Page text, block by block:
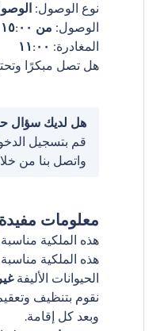
نوع الوصول:
الوصول: من ١٥:٠٠
المغادرة: ١١:٠٠
هل تصل مبكرًا
هل لديك سؤال
قم بتسجيل
واتصل بنا من
معلومات مفيدة
هذه الملكية مناسبة
هذه الملكية مناسبة
الحيوانات الأليفة
نقوم بتنظيف
وبعد كل إقامة.